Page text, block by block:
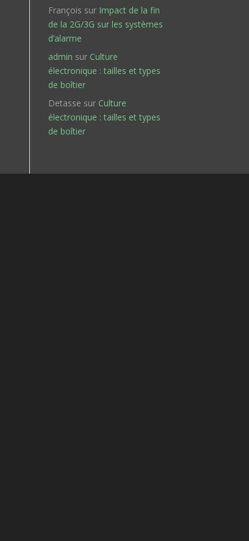
François sur Impact de la fin
de la 2G/3G sur les systèmes
d’alarme
admin sur Culture
électronique : tailles et types
de boîtier
Detasse sur Culture
électronique : tailles et types
de boîtier